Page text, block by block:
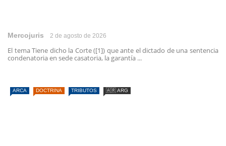
Mercojuris 2 de agosto de 2026
El tema Tiene dicho la Corte ([1]) que ante el dictado de una sentencia
condenatoria en sede casatoria, la garantía ...
ARCA DOCTRINA TRIBUTOS 🇦🇷 ARG